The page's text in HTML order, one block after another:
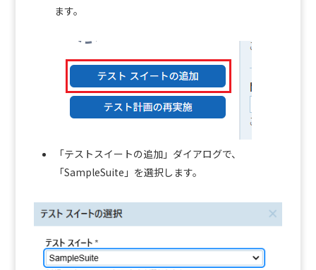
ます。
「テストスイートの追加」ダイアログで、
「SampleSuite」を選択します。